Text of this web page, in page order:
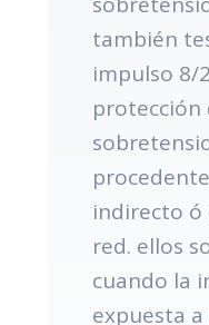
también
impulso 8/
protección
indirecto ó
red. ellos
cuando la
expuesta